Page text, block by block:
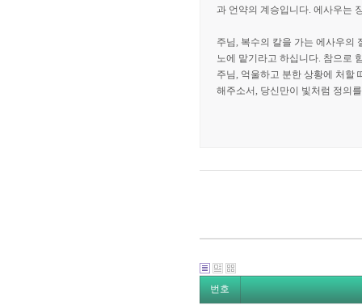
과 언약의 계승입니다. 에사우는
주님, 복수의 칼을 가는 에사우의
노에 맡기라고 하십니다. 참으로
주님, 억울하고 분한 상황에 처할
해주소서, 당신만이 빛처럼 정의
번호